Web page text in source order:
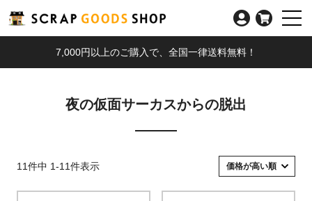
7,000円以上のご購入で、全国一律送料無料！
夜の仮面サーカスからの脱出
価格が高い順
11件中 1-11件表示